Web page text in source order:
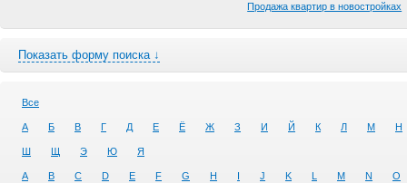
Продажа квартир в новостройках
Показать форму поиска ↓
Все
А Б В Г Д Е Ё Ж З И Й К Л М Н
Ш Щ Э Ю Я
A B C D E F G H I J K L M N O